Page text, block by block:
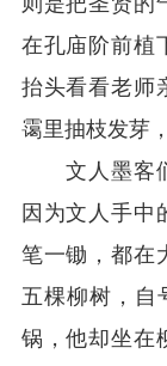
在孔庙阶前植
抬头看看老师
霭里抽枝发芽
文人墨客们
因为文人手中
笔一锄，都在
五棵柳树，自
锅，他却坐在